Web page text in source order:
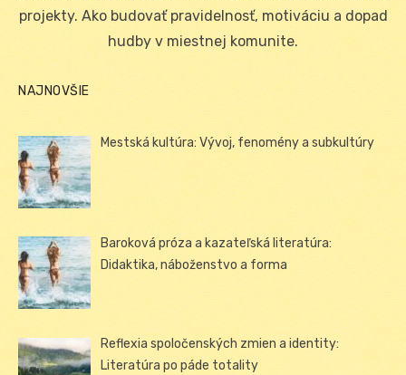
projekty. Ako budovať pravidelnosť, motiváciu a dopad
hudby v miestnej komunite.
NAJNOVŠIE
Mestská kultúra: Vývoj, fenomény a subkultúry
Baroková próza a kazateľská literatúra:
Didaktika, náboženstvo a forma
Reflexia spoločenských zmien a identity:
Literatúra po páde totality